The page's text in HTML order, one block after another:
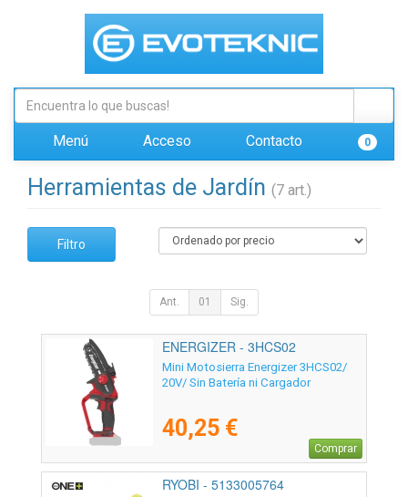
Menú Acceso Contacto 0
Herramientas de Jardín (7 art.)
Filtro
Ant. 01 Sig.
ENERGIZER - 3HCS02
Mini Motosierra Energizer 3HCS02/
20V/ Sin Batería ni Cargador
40,25 €
Comprar
RYOBI - 5133005764